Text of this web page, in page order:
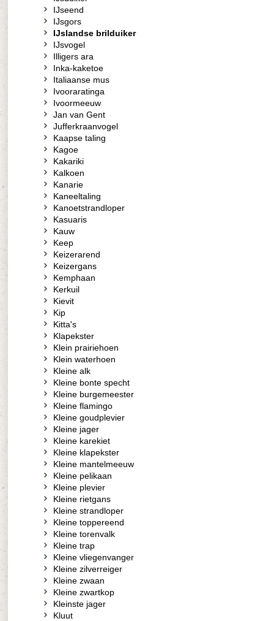
IJseend
IJsgors
IJslandse brilduiker
IJsvogel
Illigers ara
Inka-kaketoe
Italiaanse mus
Ivooraratinga
Ivoormeeuw
Jan van Gent
Jufferkraanvogel
Kaapse taling
Kagoe
Kakariki
Kalkoen
Kanarie
Kaneeltaling
Kanoetstrandloper
Kasuaris
Kauw
Keep
Keizerarend
Keizergans
Kemphaan
Kerkuil
Kievit
Kip
Kitta's
Klapekster
Klein prairiehoen
Klein waterhoen
Kleine alk
Kleine bonte specht
Kleine burgemeester
Kleine flamingo
Kleine goudplevier
Kleine jager
Kleine karekiet
Kleine klapekster
Kleine mantelmeeuw
Kleine pelikaan
Kleine plevier
Kleine rietgans
Kleine strandloper
Kleine toppereend
Kleine torenvalk
Kleine trap
Kleine vliegenvanger
Kleine zilverreiger
Kleine zwaan
Kleine zwartkop
Kleinste jager
Kluut